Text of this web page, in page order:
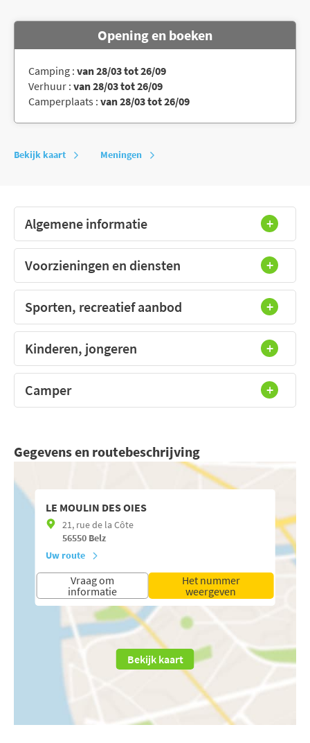
Opening en boeken
Camping : van 28/03 tot 26/09
Verhuur : van 28/03 tot 26/09
Camperplaats : van 28/03 tot 26/09
Bekijk kaart Meningen
Algemene informatie
Voorzieningen en diensten
Sporten, recreatief aanbod
Kinderen, jongeren
Camper
Gegevens en routebeschrijving
LE MOULIN DES OIES
21, rue de la Côte
56550 Belz
Uw route
Vraag om
informatie
Het nummer
weergeven
Bekijk kaart